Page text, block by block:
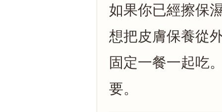
如果你已經擦保
想把皮膚保養從
固定一餐一起吃
要。